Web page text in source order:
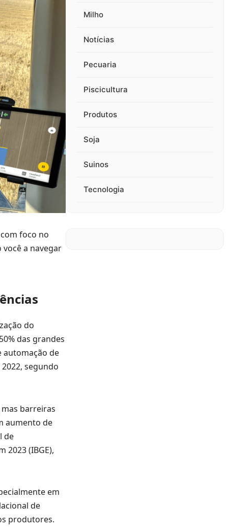
foco no
a navegar
do
das grandes
automação de
segundo
barreiras
aumento de
de
2023 (IBGE),
em
de
produtores.
Milho
Notícias
Pecuaria
Piscicultura
Produtos
Soja
Suinos
Tecnologia